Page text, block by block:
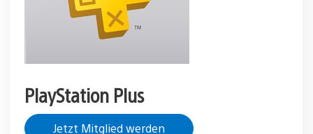
PlayStation Plus
Jetzt Mitglied werden